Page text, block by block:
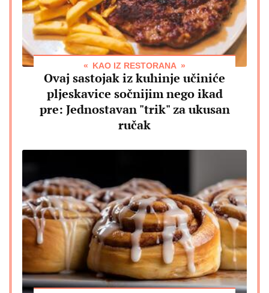
KAO IZ RESTORANA
Ovaj sastojak iz kuhinje učiniće
pljeskavice sočnijim nego ikad
pre: Jednostavan "trik" za ukusan
ručak